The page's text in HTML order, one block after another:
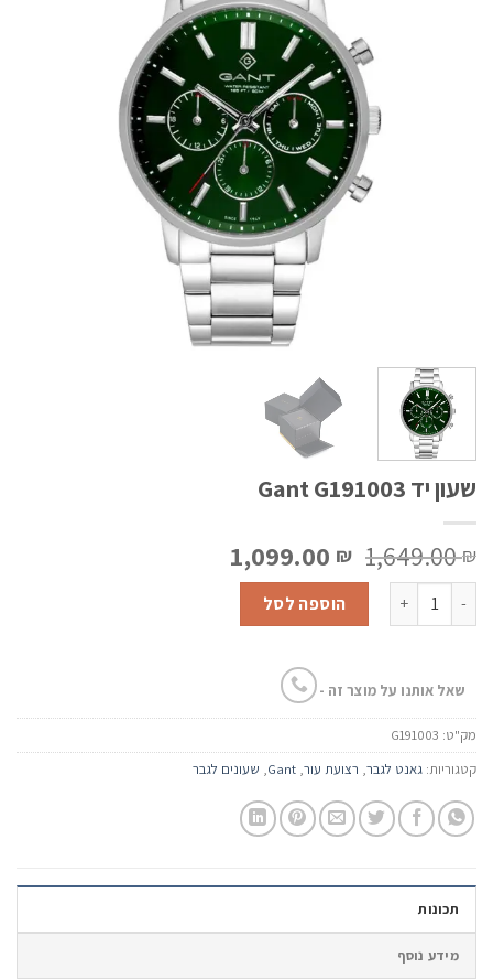
שעון יד Gant G191003
1,649.00₪ המחיר
המקורי
היה:
1,649.00 ₪.
1,099.00 ₪
כמות של שעון יד Gant G191003 הוספה לסל
שאל אותנו על מוצר זה -
מק"ט: G191003
קטגוריות: גאנט לגבר, רצועת עור,
Gant
, שעונים לגבר
תכונות
מידע נוסף